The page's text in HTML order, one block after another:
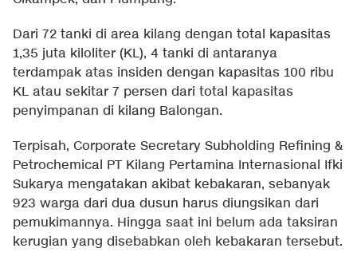
Dari 72 tanki di area kilang dengan total kapasitas
1,35 juta kiloliter (KL), 4 tanki di antaranya
terdampak atas insiden dengan kapasitas 100 ribu
KL atau sekitar 7 persen dari total kapasitas
penyimpanan di kilang Balongan.
Terpisah, Corporate Secretary Subholding Refining &
Petrochemical PT Kilang Pertamina Internasional Ifki
Sukarya mengatakan akibat kebakaran, sebanyak
923 warga dari dua dusun harus diungsikan dari
pemukimannya. Hingga saat ini belum ada taksiran
kerugian yang disebabkan oleh kebakaran tersebut.